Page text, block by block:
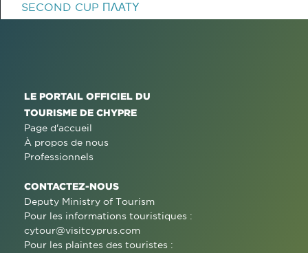
SECOND CUP ΠΛΑΤΥ
LE PORTAIL OFFICIEL DU
TOURISME DE CHYPRE
Page d'accueil
À propos de nous
Professionnels
CONTACTEZ-NOUS
Deputy Ministry of Tourism
Pour les informations touristiques :
cytour@visitcyprus.com
Pour les plaintes des touristes :